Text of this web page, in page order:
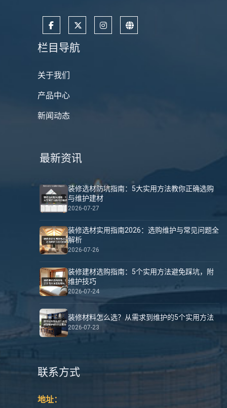
栏目导航
关于我们
产品中心
新闻动态
最新资讯
装修选材防坑指南：5大实用方法教你正确选购
与维护建材
2026-07-27
装修选材实用指南2026：选购维护与常见问题全
解析
2026-07-26
装修建材选购指南：5个实用方法避免踩坑，附
维护技巧
2026-07-24
装修材料怎么选？从需求到维护的5个实用方法
2026-07-23
联系方式
地址：